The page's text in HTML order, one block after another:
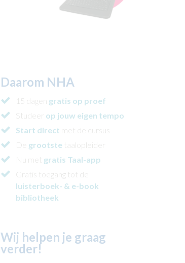
Daarom NHA
15 dagen gratis op proef
Studeer op jouw eigen tempo
Start direct met de cursus
De grootste taalopleider
Nu met gratis Taal-app
Gratis toegang tot de
luisterboek- & e-book
bibliotheek
Wij helpen je graag
verder!